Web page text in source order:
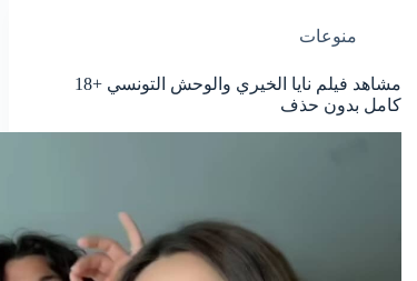
منوعات
مشاهد فيلم نايا الخيري والوحش التونسي +18
كامل بدون حذف